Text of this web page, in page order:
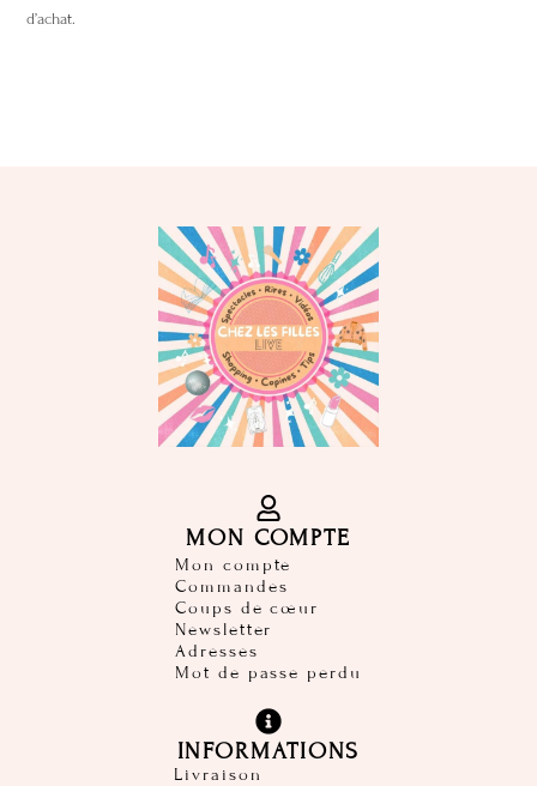
d’achat.
MON COMPTE
Mon compte
Commandes
Coups de cœur
Newsletter
Adresses
Mot de passe perdu
INFORMATIONS
Livraison